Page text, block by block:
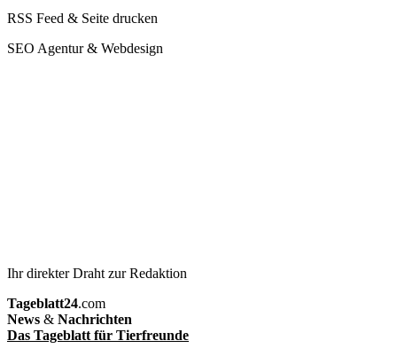
RSS Feed & Seite drucken
SEO Agentur & Webdesign
Ihr direkter Draht zur Redaktion
Tageblatt24.com
News & Nachrichten
Das Tageblatt für Tierfreunde